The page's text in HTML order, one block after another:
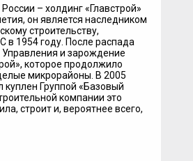
– холдинг «Главстрой»
он является наследником
строительству,
1954 году. После распада
и зарождение
которое продолжило
микрорайоны. В 2005
Группой «Базовый
компании это
строит и, вероятнее всего,